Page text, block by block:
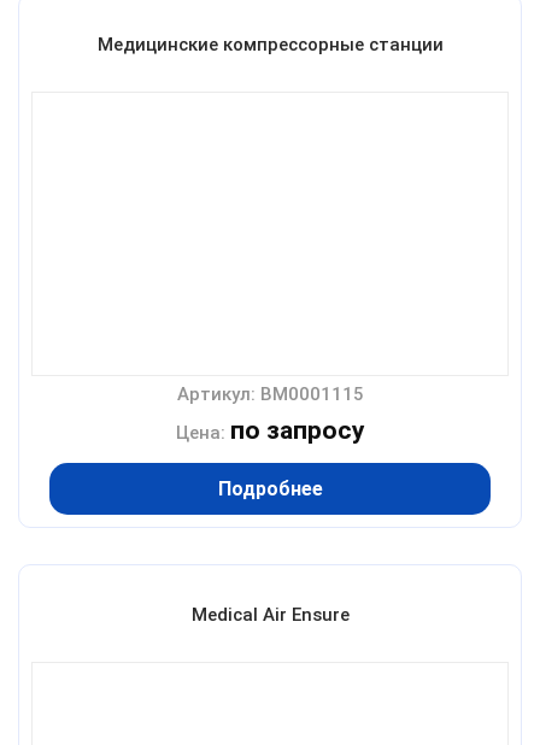
Медицинские компрессорные станции
Артикул: BM0001115
Цена: по запросу
Подробнее
Medical Air Ensure